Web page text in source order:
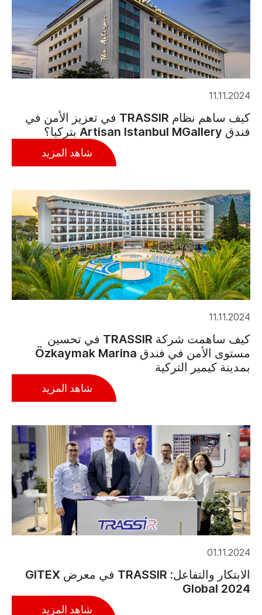
11.11.2024
كيف ساهم نظام TRASSIR في تعزيز الأمن في
فندق Artisan Istanbul MGallery بتركيا؟
شاهد المزيد
11.11.2024
كيف ساهمت شركة TRASSIR في تحسين
مستوى الأمن في فندق Özkaymak Marina
بمدينة كيمير التركية
شاهد المزيد
01.11.2024
الابتكار والتفاعل: TRASSIR في معرض GITEX
Global 2024
شاهد المزيد